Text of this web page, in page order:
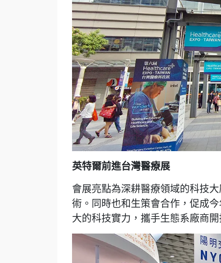
英特爾前進台灣醫療展
會展亮點為深耕醫療領域的科技
術。同時也和生策會合作，促成
大的科技實力，攜手生態系廠商開